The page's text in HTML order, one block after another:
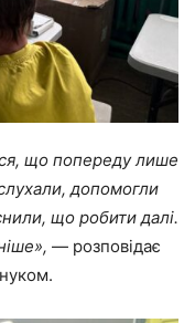
що попереду лише
допомогли
що робити далі.
— розповідає